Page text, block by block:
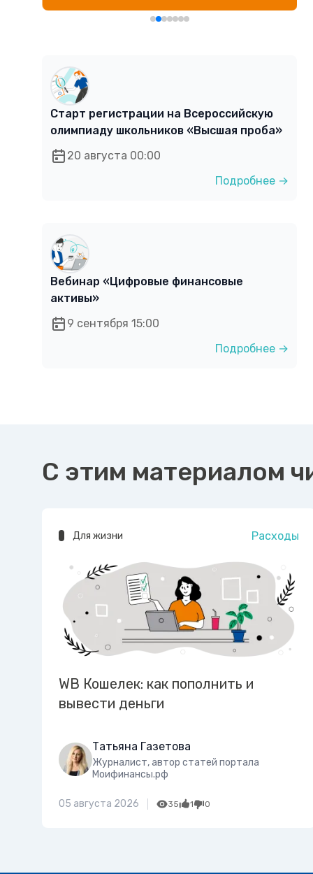
Старт регистрации на Всероссийскую
олимпиаду школьников «Высшая проба»
20 августа 00:00
Подробнее →
Вебинар «Цифровые финансовые
активы»
9 сентября 15:00
Подробнее →
С этим материалом
Для жизни Расходы
WB Кошелек: как пополнить и
вывести деньги
Татьяна Газетова
Журналист, автор статей портала
Моифинансы.рф
05 августа 2026 35 1 0